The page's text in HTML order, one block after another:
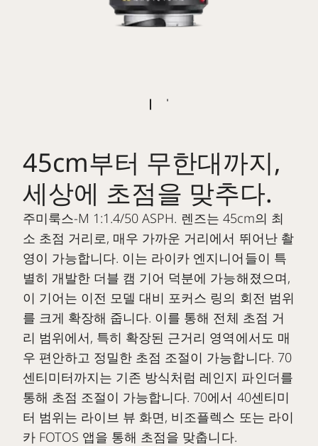
45cm부터 무한대까지,
세상에 초점을 맞추다.
주미룩스-M 1:1.4/50 ASPH. 렌즈는 45cm의 최
소 초점 거리로, 매우 가까운 거리에서 뛰어난 촬
영이 가능합니다. 이는 라이카 엔지니어들이 특
별히 개발한 더블 캠 기어 덕분에 가능해졌으며,
이 기어는 이전 모델 대비 포커스 링의 회전 범위
를 크게 확장해 줍니다. 이를 통해 전체 초점 거
리 범위에서, 특히 확장된 근거리 영역에서도 매
우 편안하고 정밀한 초점 조절이 가능합니다. 70
센티미터까지는 기존 방식처럼 레인지 파인더를
통해 초점 조절이 가능합니다. 70에서 40센티미
터 범위는 라이브 뷰 화면, 비조플렉스 또는 라이
카 FOTOS 앱을 통해 초점을 맞춥니다.